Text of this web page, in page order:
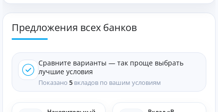
Предложения всех банков
Сравните варианты — так проще выбрать
лучшие условия
Показано 5 вкладов по вашим условиям